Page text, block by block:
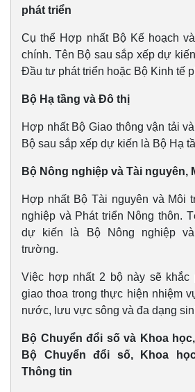
Pháp luật
Vụ án
Tư vấn luật
Quân
Vũ khí
phát triển
Cụ thể Hợp nhất Bộ Kế hoạch
chính. Tên Bộ sau sắp xếp dự
Đầu tư phát triển hoặc Bộ Kinh tế
Bộ Hạ tầng và Đô thị
Hợp nhất Bộ Giao thông vận tải
Bộ sau sắp xếp dự kiến là Bộ Hạ
Bộ Nông nghiệp và Tài nguyên,
Hợp nhất Bộ Tài nguyên và Môi
nghiệp và Phát triển Nông thôn.
dự kiến là Bộ Nông nghiệp
trường.
Việc hợp nhất 2 bộ này sẽ khắc
giao thoa trong thực hiện nhiệm
nước, lưu vực sông và đa dạng
Bộ Chuyển đổi số và Khoa
Bộ Chuyển đổi số, Khoa
Thông tin